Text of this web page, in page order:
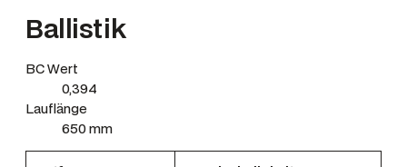
Ballistik
BC Wert
0,394
Lauflänge
650 mm